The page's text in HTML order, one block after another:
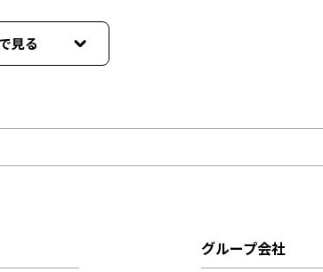
見る
グループ会社